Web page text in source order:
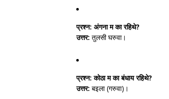
प्रश्न: अंगना म का रहिथे?
उत्तर: तुलसी घरुवा।
प्रश्न: कोठा म का बंधाय रहिथे?
उत्तर: बइला (गरुवा)।